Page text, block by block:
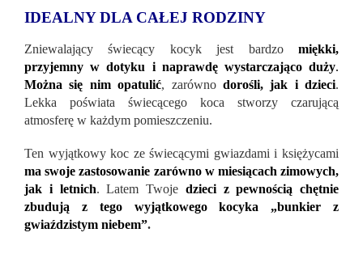
IDEALNY DLA CAŁEJ RODZINY
Zniewalający świecący kocyk jest bardzo miękki,
przyjemny w dotyku i naprawdę wystarczająco duży.
Można się nim opatulić, zarówno dorośli, jak i dzieci.
Lekka poświata świecącego koca stworzy czarującą
atmosferę w każdym pomieszczeniu.
Ten wyjątkowy koc ze świecącymi gwiazdami i księżycami
ma swoje zastosowanie zarówno w miesiącach zimowych,
jak i letnich. Latem Twoje dzieci z pewnością chętnie
zbudują z tego wyjątkowego kocyka „bunkier z
gwiaździstym niebem”.